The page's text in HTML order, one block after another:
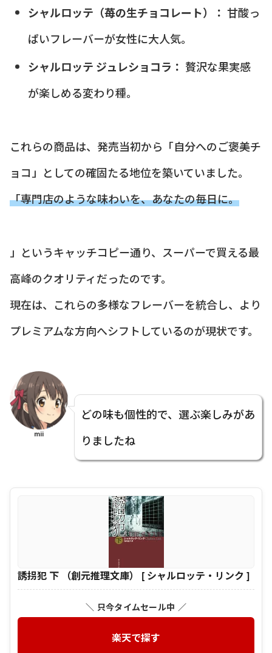
シャルロッテ（苺の生チョコレート）： 甘酸っ
ぱいフレーバーが女性に大人気。
シャルロッテ ジュレショコラ： 贅沢な果実感
が楽しめる変わり種。
これらの商品は、発売当初から「自分へのご褒美チ
ョコ」としての確固たる地位を築いていました。
「専門店のような味わいを、あなたの毎日に。
」というキャッチコピー通り、スーパーで買える最
高峰のクオリティだったのです。
現在は、これらの多様なフレーバーを統合し、より
プレミアムな方向へシフトしているのが現状です。
mii
どの味も個性的で、選ぶ楽しみがあ
りましたね
誘拐犯 下 （創元推理文庫） [ シャルロッテ・リンク ]
＼ 只今タイムセール中 ／
楽天で探す